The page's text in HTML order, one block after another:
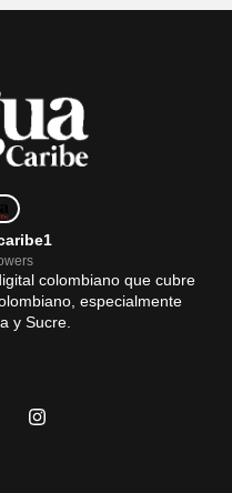
colombiano que cubre
especialmente
y Sucre.